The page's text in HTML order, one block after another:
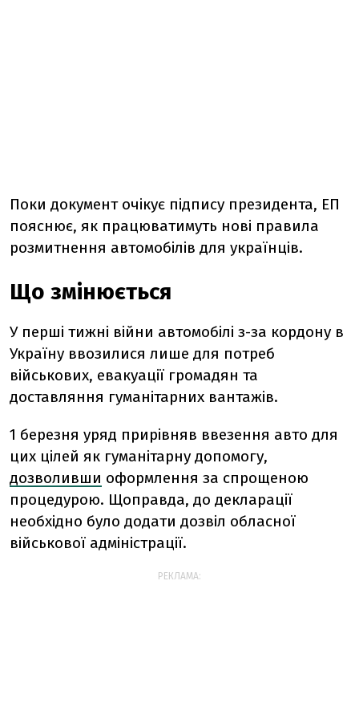
Поки документ очікує підпису президента, ЕП
пояснює, як працюватимуть нові правила
розмитнення автомобілів для українців.
Що змінюється
У перші тижні війни автомобілі з-за кордону в
Україну ввозилися лише для потреб
військових, евакуації громадян та
доставляння гуманітарних вантажів.
1 березня уряд прирівняв ввезення авто для
цих цілей як гуманітарну допомогу,
дозволивши оформлення за спрощеною
процедурою. Щоправда, до декларації
необхідно було додати дозвіл обласної
військової адміністрації.
РЕКЛАМА: